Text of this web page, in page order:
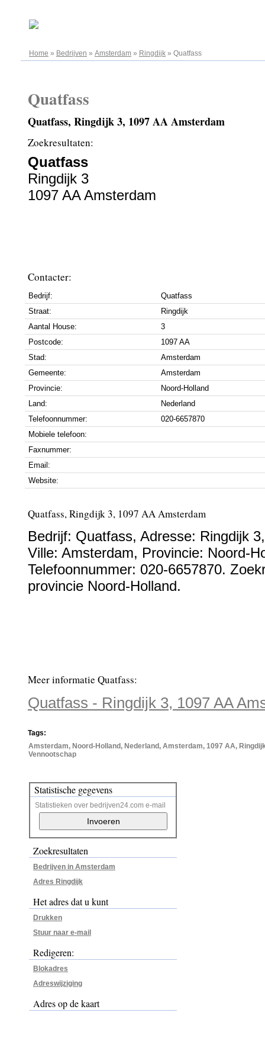
Home » Bedrijven » Amsterdam » Ringdijk » Quatfass
Quatfass
Quatfass, Ringdijk 3, 1097 AA Amsterdam
Zoekresultaten:
Quatfass
Ringdijk 3
1097 AA Amsterdam
Contacter:
Bedrijf:
Quatfass
Straat:
Ringdijk
Aantal House:
3
Postcode:
1097 AA
Stad:
Amsterdam
Gemeente:
Amsterdam
Provincie:
Noord-Holland
Land:
Nederland
Telefoonnummer:
020-6657870
Mobiele telefoon:
Faxnummer:
Email:
Website:
Quatfass, Ringdijk 3, 1097 AA Amsterdam
Bedrijf: Quatfass, Adresse: Ringdijk 3
Ville: Amsterdam, Provincie: Noord-
Telefoonnummer: 020-6657870.
provincie Noord-Holland.
Meer informatie Quatfass:
Quatfass - Ringdijk 3, 1097 AA
Tags:
Amsterdam, Noord-Holland, Nederland, Amsterdam, 1097 AA,
Vennootschap
Statistische gegevens
Statistieken over bedrijven24.com e-mail
Zoekresultaten
Bedrijven in Amsterdam
Adres Ringdijk
Het adres dat u kunt
Drukken
Stuur naar e-mail
Redigeren:
Blokadres
Adreswijziging
Adres op de kaart